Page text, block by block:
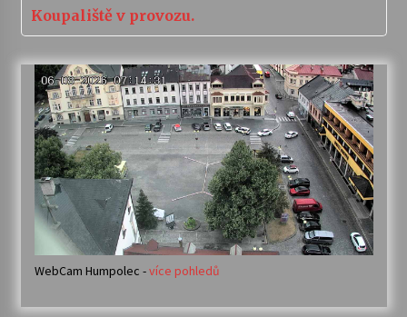
Koupaliště v provozu.
WebCam Humpolec -více pohledů